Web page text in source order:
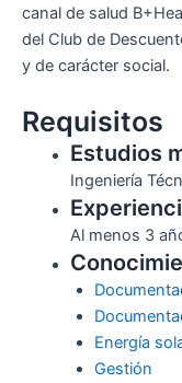
canal de salud
del Club de
y de carácter social.
Requisitos
Estudios
Ingeniería
Al menos 3
Energía
Gestión